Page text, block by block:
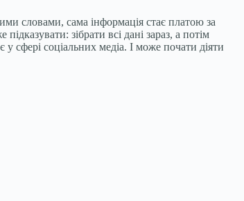
словами, сама інформація стає платою за
зібрати всі дані зараз, а потім
соціальних медіа. І може почати діяти